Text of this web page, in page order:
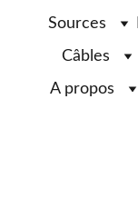
Sources
Câbles
A propos